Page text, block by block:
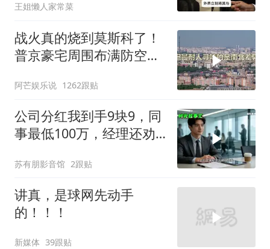
王姐懒人家常菜
战火真的烧到莫斯科了！
普京豪宅周围布满防空
阿芒娱乐说 1262跟贴
公司分红我到手9块9，同
事最低100万，经理还劝
苏有朋影音馆 2跟贴
讲真，是球网先动手
的！！！
新媒体 39跟贴